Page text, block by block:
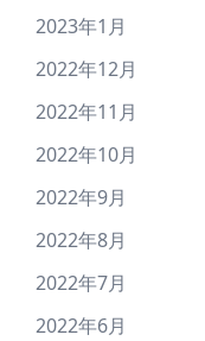
2023年1月
2022年12月
2022年11月
2022年10月
2022年9月
2022年8月
2022年7月
2022年6月